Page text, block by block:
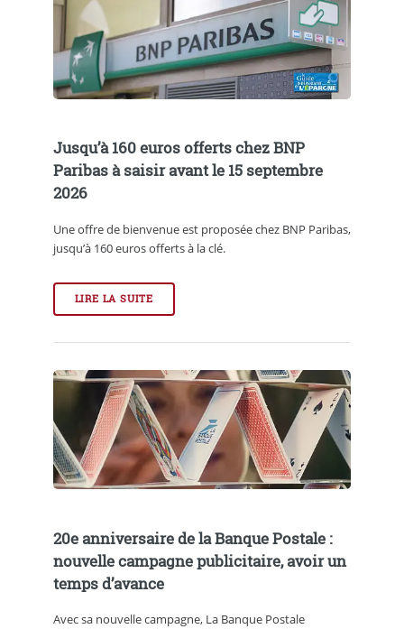
Jusqu’à 160 euros offerts chez BNP
Paribas à saisir avant le 15 septembre
2026
Une offre de bienvenue est proposée chez BNP Paribas,
jusqu’à 160 euros offerts à la clé.
LIRE LA SUITE
20e anniversaire de la Banque Postale :
nouvelle campagne publicitaire, avoir un
temps d’avance
Avec sa nouvelle campagne, La Banque Postale